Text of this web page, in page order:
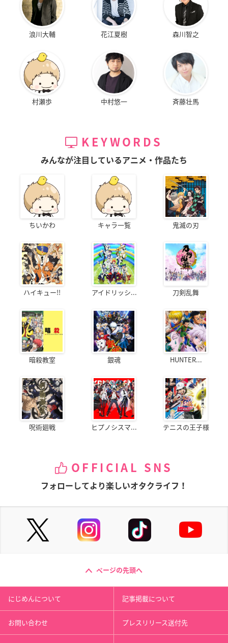
浪川大輔 花江夏樹 森川智之
村瀬歩 中村悠一 斉藤壮馬
KEYWORDS
みんなが注目しているアニメ・作品たち
ちいかわ キャラ一覧 鬼滅の刃
ハイキュー!! アイドリッシ... 刀剣乱舞
暗殺教室 銀魂 HUNTER...
呪術廻戦 ヒプノシスマ... テニスの王子様
OFFICIAL SNS
フォローしてより楽しいオタクライフ！
ページの先頭へ
にじめんについて 記事掲載について
お問い合わせ プレスリリース送付先